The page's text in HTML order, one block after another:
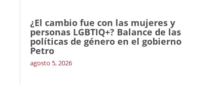
¿El cambio fue con las mujeres y
personas LGBTIQ+? Balance de las
políticas de género en el gobierno
Petro
agosto 5, 2026